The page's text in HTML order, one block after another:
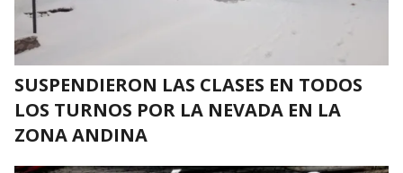
SUSPENDIERON LAS CLASES EN TODOS
LOS TURNOS POR LA NEVADA EN LA
ZONA ANDINA